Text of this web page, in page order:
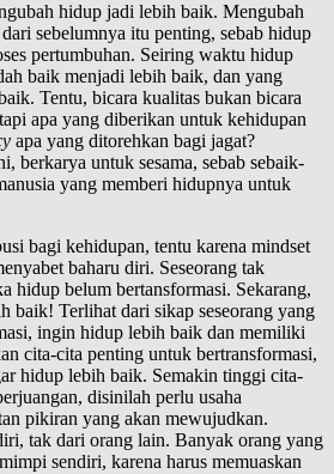
hidup jadi lebih baik. Mengubah
sebelumnya itu penting, sebab hidup
pertumbuhan. Seiring waktu hidup
baik menjadi lebih baik, dan yang
Tentu, bicara kualitas bukan bicara
apa yang diberikan untuk kehidupan
apa yang ditorehkan bagi jagat?
berkarya untuk sesama, sebab sebaik-
yang memberi hidupnya untuk
bagi kehidupan, tentu karena mindset
baharu diri. Seseorang tak
hidup belum bertansformasi. Sekarang,
baik! Terlihat dari sikap seseorang yang
ingin hidup lebih baik dan memiliki
cita-cita penting untuk bertransformasi,
hidup lebih baik. Semakin tinggi cita-
disinilah perlu usaha
pikiran yang akan mewujudkan.
tak dari orang lain. Banyak orang yang
sendiri, karena harus memuaskan